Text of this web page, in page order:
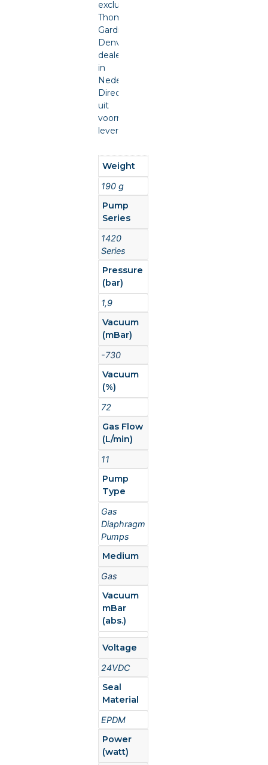
exclusief
Thomas
Gardner
Denver
dealer
in
Nederland.
Direct
uit
voorraad
leverbaar.
Weight
190 g
Pump
Series
1420
Series
Pressure
(bar)
1,9
Vacuum
(mBar)
-730
Vacuum
(%)
72
Gas Flow
(L/min)
11
Pump
Type
Gas
Diaphragm
Pumps
Medium
Gas
Vacuum
mBar
(abs.)
Voltage
24VDC
Seal
Material
EPDM
Power
(watt)